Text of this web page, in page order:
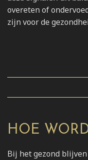
overeten of
zijn voor de
HOE
Bij het gezond